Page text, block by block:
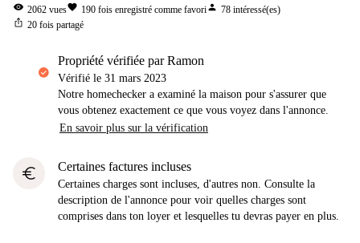
visibility 2062 vuesfavorite 190 fois enregistré comme favoriperson 78 intéressé(es)
ios_share 20 fois partagé
propriété vérifiée par Ramon
Vérifié le 31 mars 2023
Notre homechecker a examiné la maison pour s'assurer que
vous obtenez exactement ce que vous voyez dans l'annonce.
En savoir plus sur la vérification
euro Certaines factures incluses
Certaines charges sont incluses, d'autres non. Consulte la
description de l'annonce pour voir quelles charges sont
comprises dans ton loyer et lesquelles tu devras payer en plus.